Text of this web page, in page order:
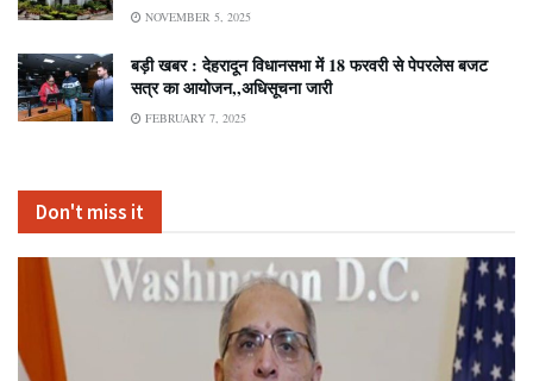
NOVEMBER 5, 2025
बड़ी खबर : देहरादून विधानसभा में 18 फरवरी से पेपरलेस बजट
सत्र का आयोजन,,अधिसूचना जारी
FEBRUARY 7, 2025
Don't miss it